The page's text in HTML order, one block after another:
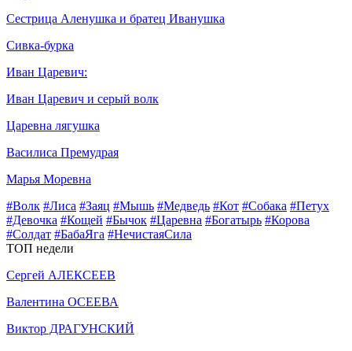
Сестрица Аленушка и братец Иванушка
Сивка-бурка
Иван Царевич:
Иван Царевич и серый волк
Царевна лягушка
Василиса Премудрая
Марья Моревна
#Волк #Лиса #Заяц #Мышь #Медведь #Кот #Собака #Петух
#Девочка #Кощей #Бычок #Царевна #Богатырь #Корова
#Солдат #БабаЯга #НечистаяСила
ТОП недели
Сергей АЛЕКСЕЕВ
Валентина ОСЕЕВА
Виктор ДРАГУНСКИЙ